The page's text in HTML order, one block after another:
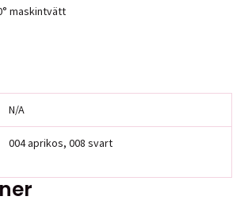
N/A
004 aprikos, 008 svart